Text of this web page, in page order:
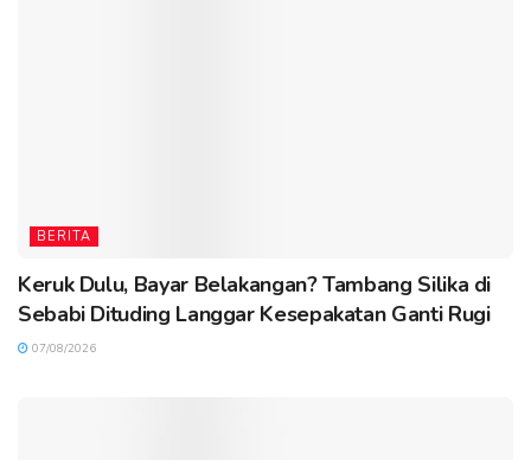
BERITA
Keruk Dulu, Bayar Belakangan? Tambang Silika di
Sebabi Dituding Langgar Kesepakatan Ganti Rugi
07/08/2026